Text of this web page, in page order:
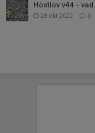
Höstlov v44 -
28 okt 2022 0